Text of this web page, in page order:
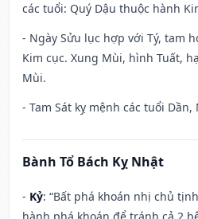
các tuổi: Quý Dậu thuộc hành
- Ngày Sửu lục hợp với Tý, tam
Kim cục. Xung Mùi, hình Tuất,
Mùi.
- Tam Sát kỵ mệnh các tuổi Dần,
Bành Tổ Bách Kỵ Nhật
- Kỷ: “Bất phá khoán nhị chủ